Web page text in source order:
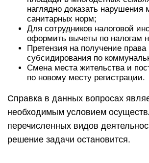
наглядно доказать
санитарных норм;
Для сотрудников налоговой
оформить вычеты по налогам
Претензия на получение права
субсидирования по
Смена места жительства и
по новому месту регистрации.
Справка в данных вопросах
необходимым условием
перечисленных видов
решение задачи остановится.